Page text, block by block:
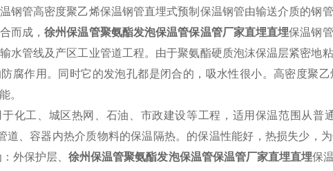
钢管高密度聚乙烯保温钢管直埋式预制保温钢管由输送介质的钢
而成，徐州保温管聚氨酯发泡保温管保温管厂家直埋直埋保温钢
水管线及产区工业管道工程。由于聚氨酯硬质泡沫保温层紧密地
腐作用。同时它的发泡孔都是闭合的，吸水性很小。高密度聚
。
于化工、城区热网、石油、市政建设等工程，适用保温范围
道、容器内热介质物料的保温隔热。的保温性能好，热损失少，
外保护层、徐州保温管聚氨酯发泡保温管保温管厂家直埋直埋保